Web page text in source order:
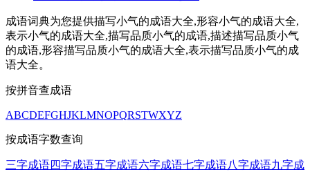
成语词典为您提供描写小气的成语大全,形容小气的成语大全,
表示小气的成语大全,描写品质小气的成语,描述描写品质小气
的成语,形容描写品质小气的成语大全,表示描写品质小气的成
语大全。
按拼音查成语
ABCDEFGHJKLMNOPQRSTWXYZ
按成语字数查询
三字成语四字成语五字成语六字成语七字成语八字成语九字成